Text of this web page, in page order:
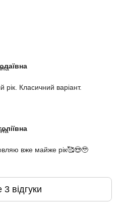
Класичний варіант.
вже майже рік🥰😍🥹
відгуки